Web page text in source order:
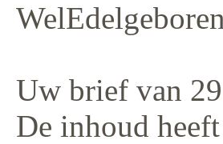
Uw brief van
De inhoud